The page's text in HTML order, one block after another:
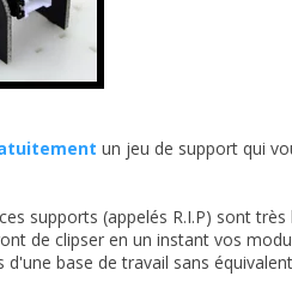
un jeu de support qui
supports (appelés R.I.P) sont
de clipser en un instant vos
base de travail sans